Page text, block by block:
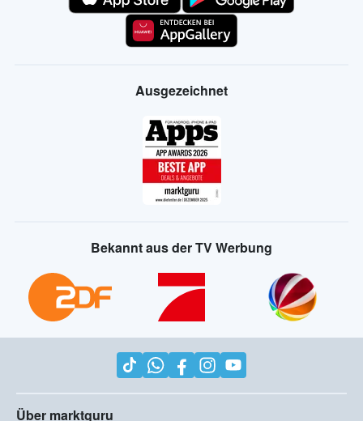
Ausgezeichnet
Bekannt aus der TV Werbung
Über marktguru